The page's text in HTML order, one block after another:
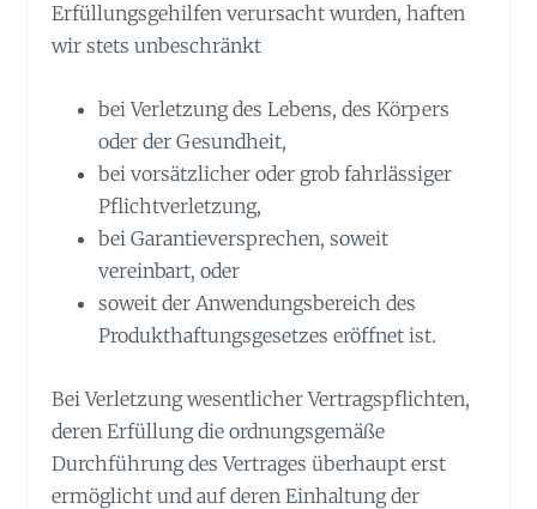
Erfüllungsgehilfen verursacht wurden, haften
wir stets unbeschränkt
bei Verletzung des Lebens, des Körpers
oder der Gesundheit,
bei vorsätzlicher oder grob fahrlässiger
Pflichtverletzung,
bei Garantieversprechen, soweit
vereinbart, oder
soweit der Anwendungsbereich des
Produkthaftungsgesetzes eröffnet ist.
Bei Verletzung wesentlicher Vertragspflichten,
deren Erfüllung die ordnungsgemäße
Durchführung des Vertrages überhaupt erst
ermöglicht und auf deren Einhaltung der